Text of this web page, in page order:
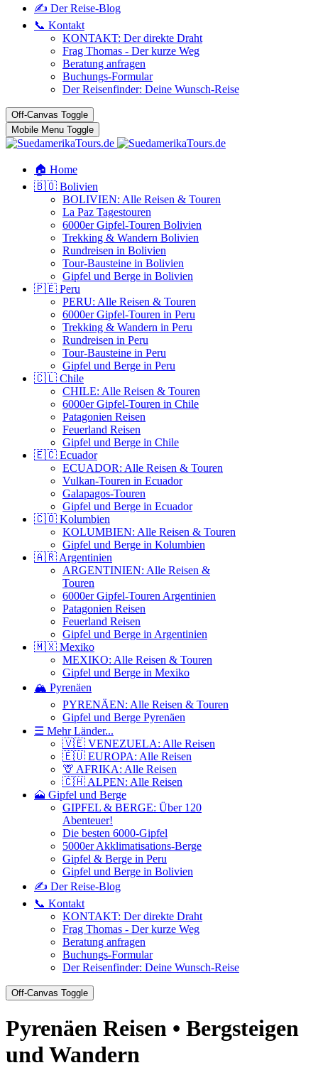
✍️ Der Reise-Blog
📞 Kontakt
KONTAKT: Der direkte Draht
Frag Thomas - Der kurze Weg
Beratung anfragen
Buchungs-Formular
Der Reisenfinder: Deine Wunsch-Reise
Off-Canvas Toggle
Mobile Menu Toggle
🏠 Home
🇧🇴 Bolivien
BOLIVIEN: Alle Reisen & Touren
La Paz Tagestouren
6000er Gipfel-Touren Bolivien
Trekking & Wandern Bolivien
Rundreisen in Bolivien
Tour-Bausteine in Bolivien
Gipfel und Berge in Bolivien
🇵🇪 Peru
PERU: Alle Reisen & Touren
6000er Gipfel-Touren in Peru
Trekking & Wandern in Peru
Rundreisen in Peru
Tour-Bausteine in Peru
Gipfel und Berge in Peru
🇨🇱 Chile
CHILE: Alle Reisen & Touren
6000er Gipfel-Touren in Chile
Patagonien Reisen
Feuerland Reisen
Gipfel und Berge in Chile
🇪🇨 Ecuador
ECUADOR: Alle Reisen & Touren
Vulkan-Touren in Ecuador
Galapagos-Touren
Gipfel und Berge in Ecuador
🇨🇴 Kolumbien
KOLUMBIEN: Alle Reisen & Touren
Gipfel und Berge in Kolumbien
🇦🇷 Argentinien
ARGENTINIEN: Alle Reisen &
Touren
6000er Gipfel-Touren Argentinien
Patagonien Reisen
Feuerland Reisen
Gipfel und Berge in Argentinien
🇲🇽 Mexiko
MEXIKO: Alle Reisen & Touren
Gipfel und Berge in Mexiko
🏔️ Pyrenäen
PYRENÄEN: Alle Reisen & Touren
Gipfel und Berge Pyrenäen
☰ Mehr Länder...
🇻🇪 VENEZUELA: Alle Reisen
🇪🇺 EUROPA: Alle Reisen
🦒 AFRIKA: Alle Reisen
🇨🇭 ALPEN: Alle Reisen
🗻 Gipfel und Berge
GIPFEL & BERGE: Über 120
Abenteuer!
Die besten 6000-Gipfel
5000er Akklimatisations-Berge
Gipfel & Berge in Peru
Gipfel und Berge in Bolivien
✍️ Der Reise-Blog
📞 Kontakt
KONTAKT: Der direkte Draht
Frag Thomas - Der kurze Weg
Beratung anfragen
Buchungs-Formular
Der Reisenfinder: Deine Wunsch-Reise
Off-Canvas Toggle
Pyrenäen Reisen • Bergsteigen
und Wandern